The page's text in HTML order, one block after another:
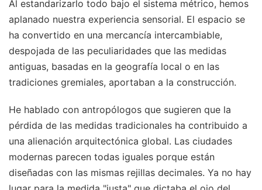
Al estandarizarlo todo bajo el sistema métrico, hemos
aplanado nuestra experiencia sensorial. El espacio se
ha convertido en una mercancía intercambiable,
despojada de las peculiaridades que las medidas
antiguas, basadas en la geografía local o en las
tradiciones gremiales, aportaban a la construcción.
He hablado con antropólogos que sugieren que la
pérdida de las medidas tradicionales ha contribuido a
una alienación arquitectónica global. Las ciudades
modernas parecen todas iguales porque están
diseñadas con las mismas rejillas decimales. Ya no hay